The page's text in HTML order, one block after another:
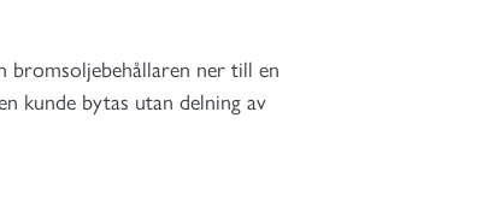
bromsoljebehållaren ner till en
kunde bytas utan delning av